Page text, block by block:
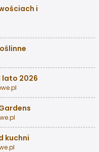
i
lato 2026
kuchni